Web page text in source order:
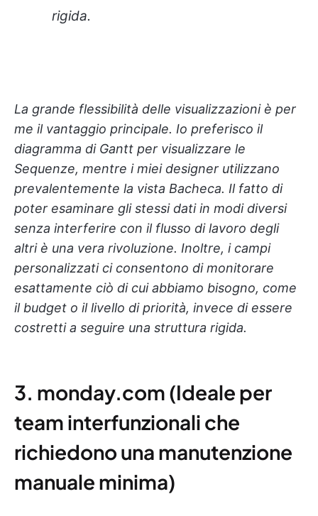
rigida.
La grande flessibilità delle visualizzazioni è per
me il vantaggio principale. Io preferisco il
diagramma di Gantt per visualizzare le
Sequenze, mentre i miei designer utilizzano
prevalentemente la vista Bacheca. Il fatto di
poter esaminare gli stessi dati in modi diversi
senza interferire con il flusso di lavoro degli
altri è una vera rivoluzione. Inoltre, i campi
personalizzati ci consentono di monitorare
esattamente ciò di cui abbiamo bisogno, come
il budget o il livello di priorità, invece di essere
costretti a seguire una struttura rigida.
3. monday.com (Ideale per
team interfunzionali che
richiedono una manutenzione
manuale minima)